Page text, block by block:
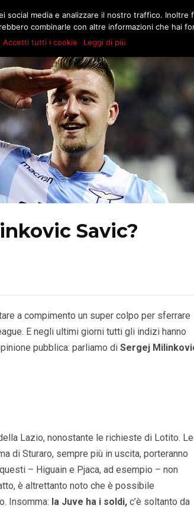
BUZZ MARKT STORIE
Savic?
a compimento un super colpo per sferrare
E negli ultimi giorni tutti gli indizi hanno
pubblica: parliamo di Sergej
Lazio, nonostante le richieste di Lotito. Le
di Sturaro, sempre più in uscita, porteranno
– Higuain e Pjaca, ad esempio – non
è altrettanto noto che è possibile
Insomma: la Juve ha i soldi, c’è soltanto da
media e analizzare il nostro traffico.
combinarle con altre informazioni che hai
Accetti tutti i cookie
Leggi di più